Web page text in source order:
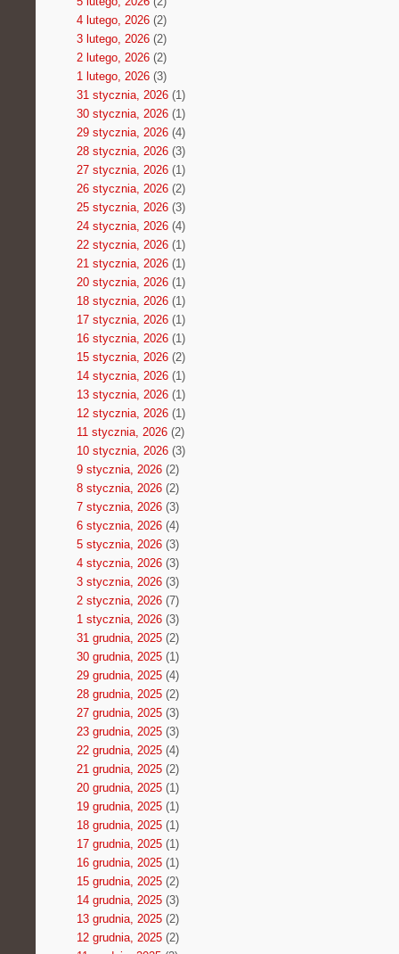
4 lutego, 2026(2)
3 lutego, 2026(2)
2 lutego, 2026(2)
1 lutego, 2026(3)
31 stycznia, 2026(1)
30 stycznia, 2026(1)
29 stycznia, 2026(4)
28 stycznia, 2026(3)
27 stycznia, 2026(1)
26 stycznia, 2026(2)
25 stycznia, 2026(3)
24 stycznia, 2026(4)
22 stycznia, 2026(1)
21 stycznia, 2026(1)
20 stycznia, 2026(1)
18 stycznia, 2026(1)
17 stycznia, 2026(1)
16 stycznia, 2026(1)
15 stycznia, 2026(2)
14 stycznia, 2026(1)
13 stycznia, 2026(1)
12 stycznia, 2026(1)
11 stycznia, 2026(2)
10 stycznia, 2026(3)
9 stycznia, 2026(2)
8 stycznia, 2026(2)
7 stycznia, 2026(3)
6 stycznia, 2026(4)
5 stycznia, 2026(3)
4 stycznia, 2026(3)
3 stycznia, 2026(3)
2 stycznia, 2026(7)
1 stycznia, 2026(3)
31 grudnia, 2025(2)
30 grudnia, 2025(1)
29 grudnia, 2025(4)
28 grudnia, 2025(2)
27 grudnia, 2025(3)
23 grudnia, 2025(3)
22 grudnia, 2025(4)
21 grudnia, 2025(2)
20 grudnia, 2025(1)
19 grudnia, 2025(1)
18 grudnia, 2025(1)
17 grudnia, 2025(1)
16 grudnia, 2025(1)
15 grudnia, 2025(2)
14 grudnia, 2025(3)
13 grudnia, 2025(2)
12 grudnia, 2025(2)